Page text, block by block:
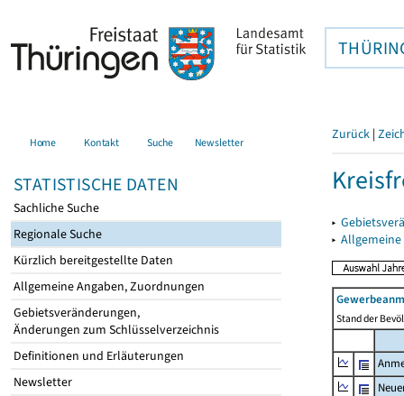
Home Kontakt Suche Newsletter
STATISTISCHE DATEN
Sachliche Suche
Regionale Suche
Kürzlich bereitgestellte Daten
Allgemeine Angaben, Zuordnungen
Gebietsveränderungen,
Änderungen zum Schlüsselverzeichnis
Definitionen und Erläuterungen
Newsletter
Zurück |
▸
▸
Stand der